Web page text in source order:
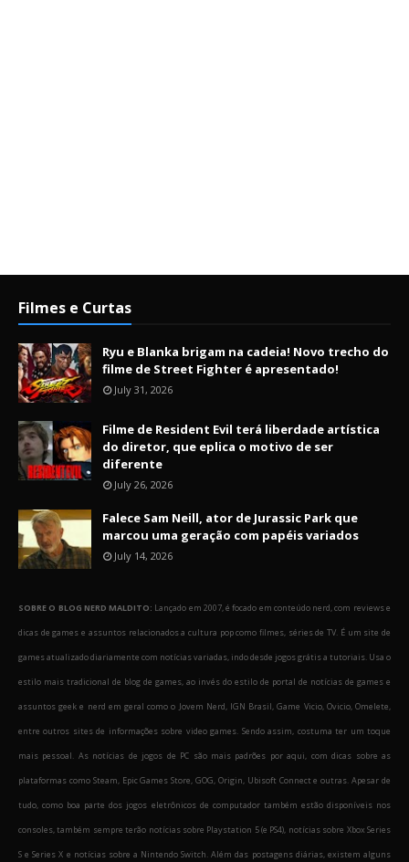
Filmes e Curtas
Ryu e Blanka brigam na cadeia! Novo trecho do
filme de Street Fighter é apresentado!
July 31, 2026
Filme de Resident Evil terá liberdade artística
do diretor, que eplica o motivo de ser
diferente
July 26, 2026
Falece Sam Neill, ator de Jurassic Park que
marcou uma geração com papéis variados
July 14, 2026
SOBRE O BLOG NERD MALDITO: Lançado em 2007, é focado em conteúdo nerd, com reviews e
dicas de games e assuntos relacionados a cultura pop como filmes, séries de TV. É um site de
games atualizado diariamente com notícias variadas, indo desde jogos grátis a tutoriais. Usa o
estilo mais tradicional de blog de games, ao invés do estilo de portal de notícias de games e
assuntos geek e nerd em geral como o Jovem Nerd, IGN Brasil, Game Vicio, Ovicio, Omelete,
entre outros sites de informações sobre video games. Sendo assim, costuma ter um toque
mais pessoal. As notícias de jogos de PC são mais padrões por aqui, com dicas sobre as
plataformas como Steam, Epic Games Store, GOG, Origin, Ubisoft Connect e outras. Apesar de
tudo, como boa parte dos jogos eletrônicos de computador também estão disponíveis nos
consoles, também sempre terão notícias sobre Playstation 5 (e PS4), notícias sobre Xbox Series
S e Series X e notícias sobre a Nintendo Switch. Além das postagens diárias, existem alguns